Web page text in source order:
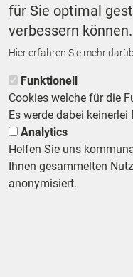
IMPRESSUM MEDIADATEN
für Sie optimal
verbessern können.
Hier erfahren Sie mehr
Funktionell
Cookies welche für die
Es werde dabei
Analytics
Helfen Sie uns
Ihnen gesammelten
anonymisiert.